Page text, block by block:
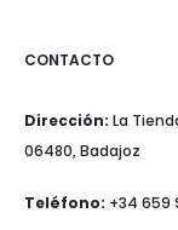
CONTACTO
Dirección: La
06480, Badajoz
Teléfono: +34 659